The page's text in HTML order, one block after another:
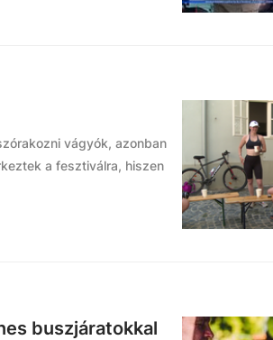
vágyók, azonban
a fesztiválra, hiszen
buszjáratokkal